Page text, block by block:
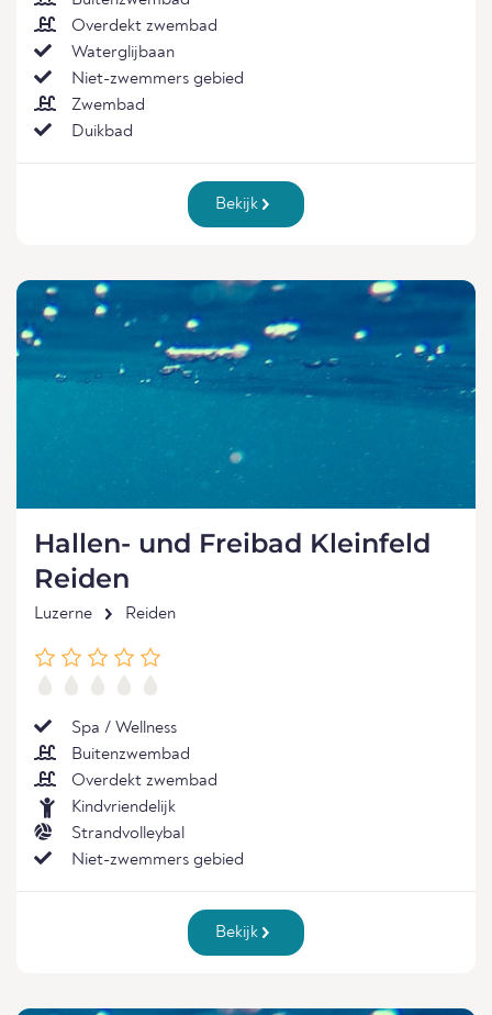
Overdekt zwembad
Waterglijbaan
Niet-zwemmers gebied
Zwembad
Duikbad
Bekijk
Hallen- und Freibad Kleinfeld
Reiden
Luzerne Reiden
Spa / Wellness
Buitenzwembad
Overdekt zwembad
Kindvriendelijk
Strandvolleybal
Niet-zwemmers gebied
Bekijk